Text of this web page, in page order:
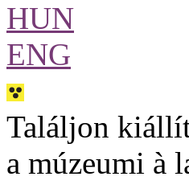
HUN
ENG
Találjon
a múzeumi à